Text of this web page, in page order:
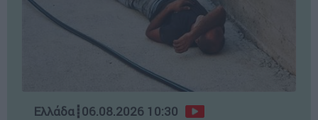
Ελλάδα┋06.08.2026 10:30